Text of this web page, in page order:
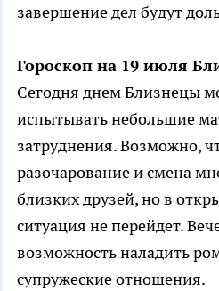
завершение дел будут
Гороскоп на 19 июля
Сегодня днем Близнецы
испытывать небольшие
затруднения. Возможно,
разочарование и смена
близких друзей, но в
ситуация не перейдет.
возможность наладить
супружеские отношения.